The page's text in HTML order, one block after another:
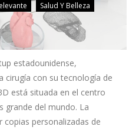
Salud Y Belleza
estadounidense,
cirugía con su tecnología de
está situada en el centro
grande del mundo. La
copias personalizadas de